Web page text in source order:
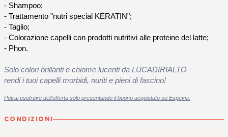
- Shampoo;
- Trattamento "nutri special KERATIN";
- Taglio;
- Colorazione capelli con prodotti nutritivi alle proteine del latte;
- Phon.
Solo colori brillanti e chiome lucenti da LUCADIRIALTO
rendi i tuoi capelli morbidi, nuritie pieni di fascino!
Potrai usufruire dell'offerta solo presentando il buono acquistato su Espevia.
CONDIZIONI